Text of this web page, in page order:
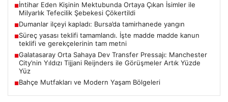
■İntihar Eden Kişinin Mektubunda Ortaya Çıkan İsimler ile
Milyarlık Tefecilik Şebekesi Çökertildi
■Dumanlar ilçeyi kapladı: Bursa’da tamirhanede yangın
■Süreç yasası teklifi tamamlandı. İşte madde madde kanun
teklifi ve gerekçelerinin tam metni
■Galatasaray Orta Sahaya Dev Transfer Pressajı: Manchester
City’nin Yıldızı Tijjani Reijnders ile Görüşmeler Artık Yüzde
Yüz
■Bahçe Mutfakları ve Modern Yaşam Bölgeleri